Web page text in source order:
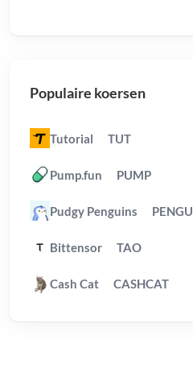
Populaire koersen
Tutorial TUT
Pump.fun PUMP
Pudgy Penguins PENGU
Bittensor TAO
Cash Cat CASHCAT